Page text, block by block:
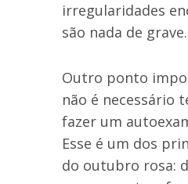
irregularidades
são nada de grave.
Outro ponto
não é necessário
fazer um
Esse é um dos
do outubro rosa: